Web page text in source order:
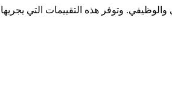
وتوفر هذه التقييمات التي